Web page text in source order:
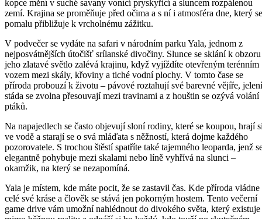
kopce mění v suché savany vonící pryskyřicí a sluncem rozpálenou
zemí. Krajina se proměňuje před očima a s ní i atmosféra dne, který se
pomalu přibližuje k vrcholnému zážitku.
V podvečer se vydáte na safari v národním parku Yala, jednom z
nejposvátnějších útočišť srílanské divočiny. Slunce se sklání k obzoru
jeho zlatavé světlo zalévá krajinu, když vyjíždíte otevřeným terénním
vozem mezi skály, křoviny a tiché vodní plochy. V tomto čase se
příroda probouzí k životu – pávové roztahují své barevné vějíře, jelení
stáda se zvolna přesouvají mezi travinami a z houštin se ozývá volání
ptáků.
Na napajedlech se často objevují sloní rodiny, které se koupou, hrají
ve vodě a starají se o svá mláďata s něžností, která dojme každého
pozorovatele. S trochou štěstí spatříte také tajemného leoparda, jenž
elegantně pohybuje mezi skalami nebo líně vyhřívá na slunci –
okamžik, na který se nezapomíná.
Yala je místem, kde máte pocit, že se zastavil čas. Kde příroda vládne
celé své kráse a člověk se stává jen pokorným hostem. Tento večerní
game drive vám umožní nahlédnout do divokého světa, který existuje